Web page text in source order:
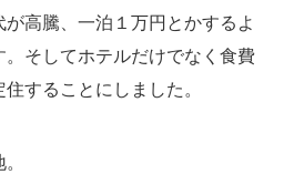
高騰、一泊１万円とかするよ
。そしてホテルだけでなく食費
することにしました。